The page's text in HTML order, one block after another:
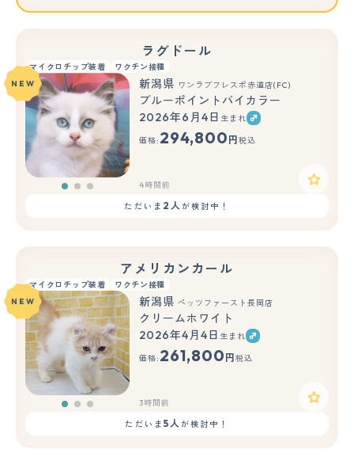
ラグドール
マイクロチップ装着 ワクチン接種
もっと見る
NEW 新潟県 ワンラブフレスポ赤道店(FC)
ブルーポイントバイカラー
2026年6月4日 生まれ
価格: 294,800 円 税込
4時間前
ただいま 2人が検討中！
アメリカンカール
マイクロチップ装着 ワクチン接種
もっと見る
NEW 新潟県 ペッツファースト長岡店
クリームホワイト
2026年4月4日 生まれ
価格: 261,800 円 税込
3時間前
ただいま 5人が検討中！